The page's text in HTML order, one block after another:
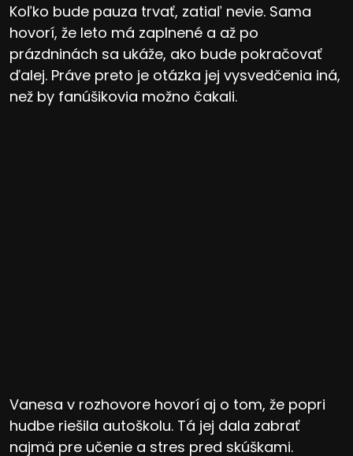
Koľko bude pauza trvať, zatiaľ nevie. Sama
hovorí, že leto má zaplnené a až po
prázdninách sa ukáže, ako bude pokračovať
ďalej. Práve preto je otázka jej vysvedčenia iná,
než by fanúšikovia možno čakali.
Vanesa v rozhovore hovorí aj o tom, že popri
hudbe riešila autoškolu. Tá jej dala zabrať
najmä pre učenie a stres pred skúškami.